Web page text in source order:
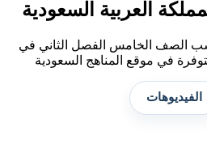
العربية السعودية
الصف الخامس الفصل الثاني في
في موقع المناهج السعودية
الفيديوهات